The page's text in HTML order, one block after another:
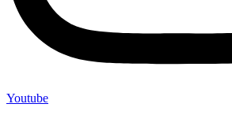
Youtube